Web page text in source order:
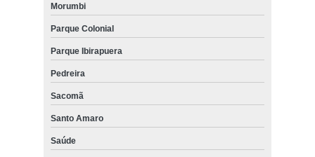
Morumbi
Parque Colonial
Parque Ibirapuera
Pedreira
Sacomã
Santo Amaro
Saúde